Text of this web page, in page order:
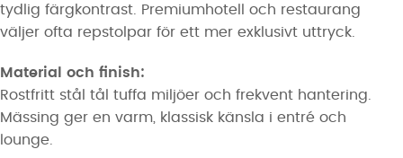
tydlig färgkontrast. Premiumhotell och restaurang
väljer ofta repstolpar för ett mer exklusivt uttryck.
Material och finish:
Rostfritt stål tål tuffa miljöer och frekvent hantering.
Mässing ger en varm, klassisk känsla i entré och
lounge.